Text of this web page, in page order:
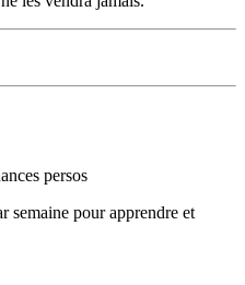
persos
semaine pour apprendre et